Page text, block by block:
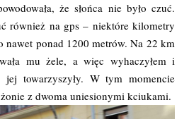
że słońca nie było czuć.
również na gps – niektóre kilometry
nawet ponad 1200 metrów. Na 22 km
mu żele, a więc wyhaczyłem i
jej towarzyszyły. W tym momencie
z dwoma uniesionymi kciukami.